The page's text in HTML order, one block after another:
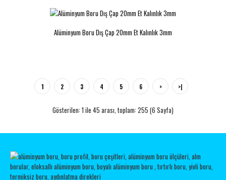
Alüminyum Boru Dış Çap 20mm Et Kalınlık 3mm
1 2 3 4 5 6 > >|
Gösterilen: 1 ile 45 arası, toplam: 255 (6 Sayfa)